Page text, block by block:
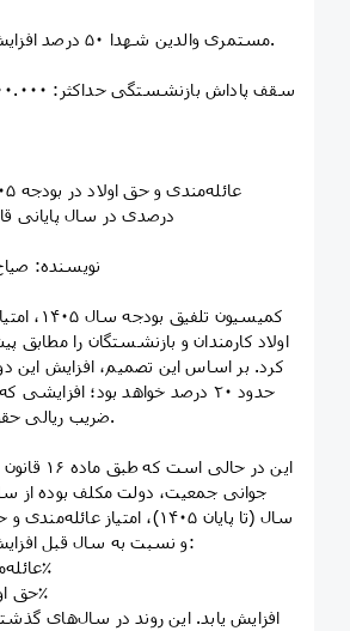
🔹۷) مستمری والدین شهدا ۵۰ درصد افزایش یافته است.
🔹۸) سقف پاداش بازنشستگی حداکثر: ۷۵۰.۰۰۰.۰۰۰ تومان
درصدی در سال پایانی
✍️ نویسنده:
کمیسیون
اولاد کارمندان و بازنشستگان را مطابق
کرد. بر اساس این تصمیم، افزایش این
حدود ۲۰ درصد خواهد بود؛
ضریب ریالی حقوق اعمال می‌شود.
این در حالی
سال (تا پایان ۱۴۰۵)، امتیاز
و نسبت به سال قبل افزایش دهد؛ به‌طوری‌که:
▫️ عائله‌مندی هر سال ۵۰٪
▫️ حق اولاد هر سال ۱۰۰٪
افزایش یابد. این روند در سال‌های